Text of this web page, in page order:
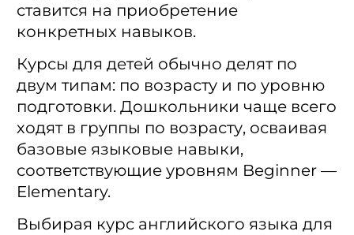
ставится на приобретение
конкретных навыков.
Курсы для детей обычно делят по
двум типам: по возрасту и по уровню
подготовки. Дошкольники чаще всего
ходят в группы по возрасту, осваивая
базовые языковые навыки,
соответствующие уровням Beginner —
Elementary.
Выбирая курс английского языка для